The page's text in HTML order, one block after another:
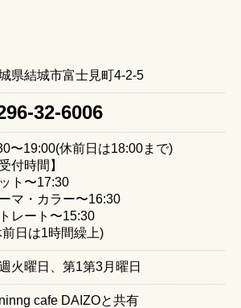
県結城市富士見町4-2-5
32-6006
〜19:00(休前日は18:00まで)
受付時間】
ト〜17:30
マ・カラー〜16:30
レート〜15:30
前日は1時間繰上)
火曜日、第1第3月曜日
cafe DAIZOと共有